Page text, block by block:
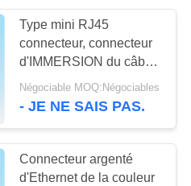
de carte
9
Type mini RJ45
connecteur, connecteur
d'IMMERSION du câble
Ethernet RJ45 sans
logement pour carte
Négociable MOQ:Négociables
- JE NE SAIS PAS.
Connecteur argenté
d'Ethernet de la couleur